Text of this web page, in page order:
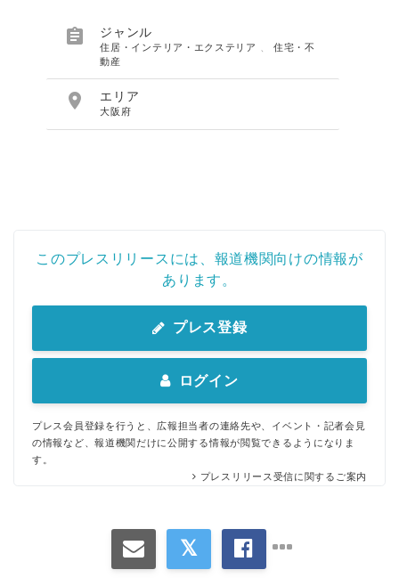
 ジャンル
住居・インテリア・エクステリア
住宅・不
動産
 エリア
大阪府
このプレスリリースには、報道機関向けの情報が
あります。
プレス登録
ログイン
プレス会員登録を行うと、広報担当者の連絡先や、イベント・記者会見
の情報など、報道機関だけに公開する情報が閲覧できるようになりま
す。
プレスリリース受信に関するご案内